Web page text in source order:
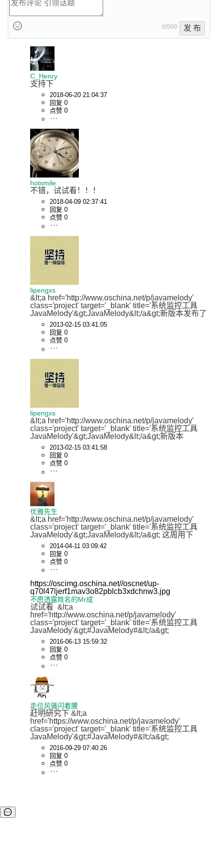
0/500 发 布
C_Henry
支持下
2018-06-20 21:04:37
回复 0
点赞 0
hotsmile
不错，试试看！！！
2018-04-09 02:37:41
回复 0
点赞 0
lipengxs
&lt;a href='http://www.oschina.net/p/javamelody'
class='project' target='_blank' title='系统监控工具
JavaMelody'&gt;JavaMelody&lt;/a&gt;新版本发布了
2013-02-15 03:41:05
回复 0
点赞 0
lipengxs
&lt;a href='http://www.oschina.net/p/javamelody'
class='project' target='_blank' title='系统监控工具
JavaMelody'&gt;JavaMelody&lt;/a&gt;新版本
2013-02-15 03:41:58
回复 0
点赞 0
优雅先生
&lt;a href='http://www.oschina.net/p/javamelody'
class='project' target='_blank' title='系统监控工具
JavaMelody'&gt;JavaMelody&lt;/a&gt; 这周用下
2014-04-11 03:09:42
回复 0
点赞 0
https://oscimg.oschina.net//oscnet/up-
q70l47ljerf1mav3o82pblcb3xdchnw3.jpg
不愿透露姓名的Mr成
试试看  &lt;a
href='http://www.oschina.net/p/javamelody'
class='project' target='_blank' title='系统监控工具
JavaMelody'&gt;#JavaMelody#&lt;/a&gt;
2016-06-13 15:59:32
回复 0
点赞 0
走位风骚闪着腰
赶明研究下 &lt;a
href='https://www.oschina.net/p/javamelody'
class='project' target='_blank' title='系统监控工具
JavaMelody'&gt;#JavaMelody#&lt;/a&gt;
2016-09-29 07:40:26
回复 0
点赞 0